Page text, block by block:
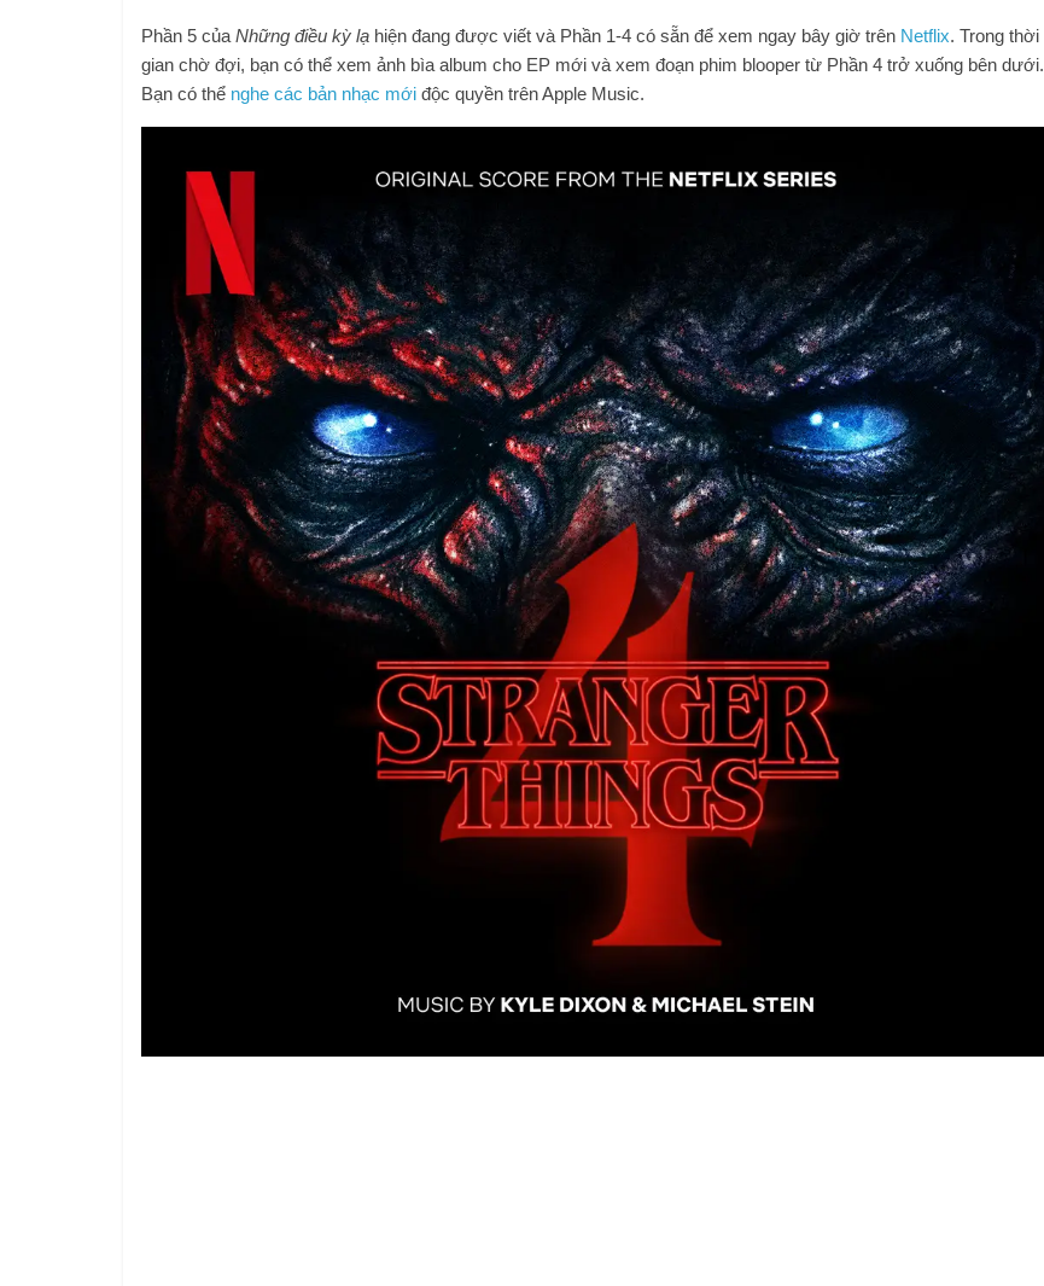
Phần 5 của Những điều kỳ lạ hiện đang được viết và Phần 1-4 có sẵn để xem ngay bây giờ trên Netflix. Trong thời
gian chờ đợi, bạn có thể xem ảnh bìa album cho EP mới và xem đoạn phim blooper từ Phần 4 trở xuống bên dưới.
Bạn có thể nghe các bản nhạc mới độc quyền trên Apple Music.